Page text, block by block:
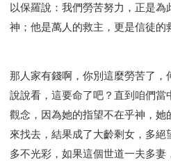
以保羅說：我們勞苦努力，正是
神；他是萬人的救主，更是信徒的
那人家有錢啊，你別這麼勞苦了，
說說看，這要命了吧？直到咱們當
觀念，因為她的指望不在乎神，
來找去，結果成了大齡剩女，多
多不光彩，如果這個世道一夫多